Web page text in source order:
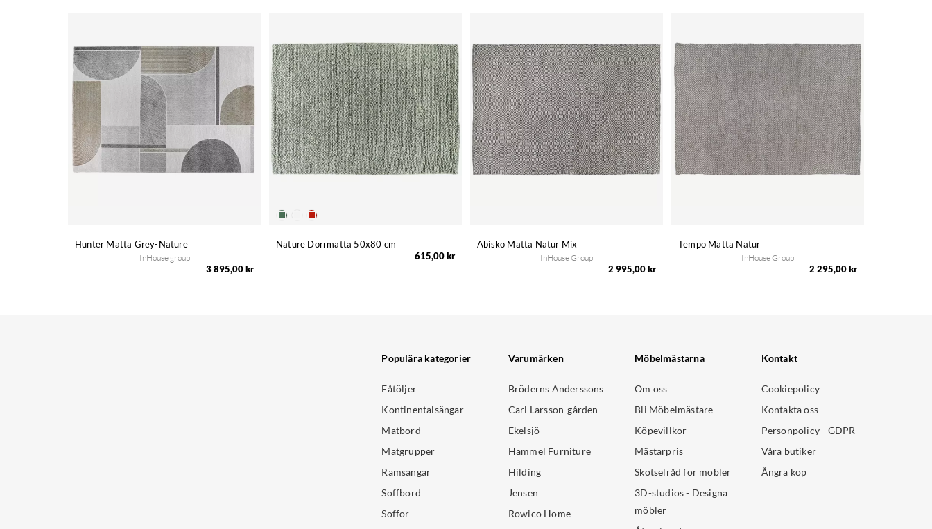
Hunter Matta Grey-Nature
InHouse group
3 895,00 kr
Nature Dörrmatta 50x80 cm
615,00 kr
Abisko Matta Natur Mix
InHouse Group
2 995,00 kr
Tempo Matta Natur
InHouse Group
2 295,00 kr
Populära kategorier
Fåtöljer
Kontinentalsängar
Matbord
Matgrupper
Ramsängar
Soffbord
Soffor
Varumärken
Bröderns Anderssons
Carl Larsson-gården
Ekelsjö
Hammel Furniture
Hilding
Jensen
Rowico Home
Möbelmästarna
Om oss
Bli Möbelmästare
Köpevillkor
Mästarpris
Skötselråd för möbler
3D-studios - Designa
möbler
Kontakt
Cookiepolicy
Kontakta oss
Personpolicy - GDPR
Våra butiker
Ångra köp